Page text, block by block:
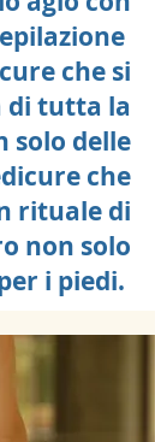
che si
di tutta la
solo delle
che
rituale di
non solo
i piedi.